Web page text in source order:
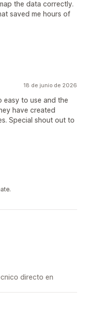
the data correctly.
saved me hours of
18 de junio de 2026
easy to use and the
have created
Special shout out to
directo en